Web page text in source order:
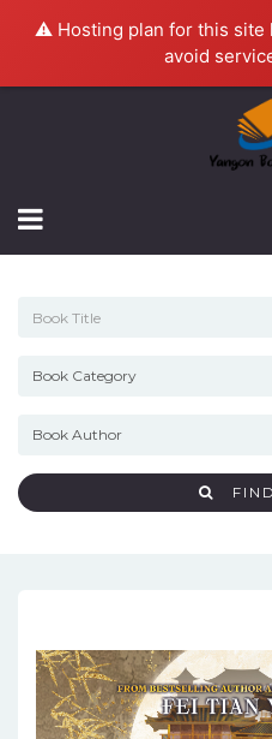
⚠️ Hosting plan for this site
avoid